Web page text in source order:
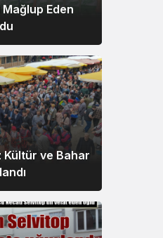
Mağlup Eden
Kültür ve Bahar